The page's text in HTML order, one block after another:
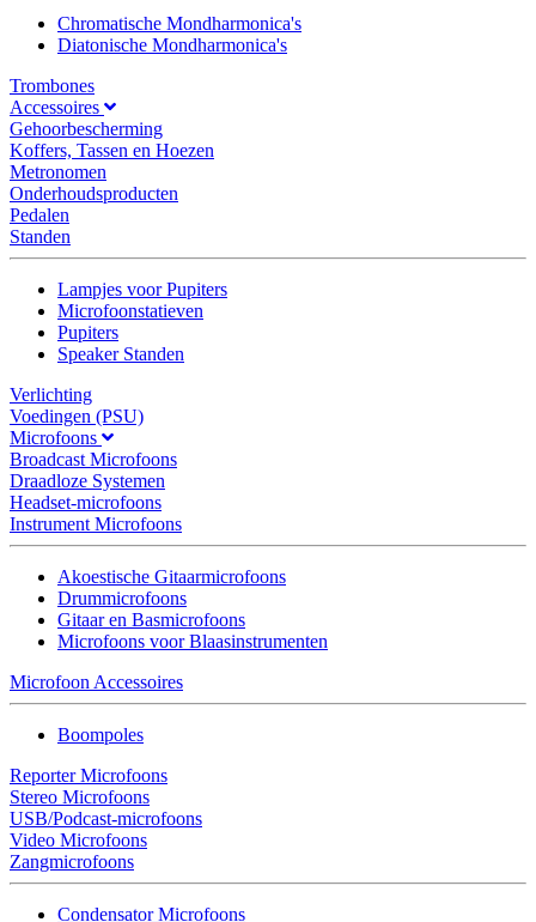
Chromatische Mondharmonica's
Diatonische Mondharmonica's
Trombones
Accessoires
Gehoorbescherming
Koffers, Tassen en Hoezen
Metronomen
Onderhoudsproducten
Pedalen
Standen
Lampjes voor Pupiters
Microfoonstatieven
Pupiters
Speaker Standen
Verlichting
Voedingen (PSU)
Microfoons
Broadcast Microfoons
Draadloze Systemen
Headset-microfoons
Instrument Microfoons
Akoestische Gitaarmicrofoons
Drummicrofoons
Gitaar en Basmicrofoons
Microfoons voor Blaasinstrumenten
Microfoon Accessoires
Boompoles
Reporter Microfoons
Stereo Microfoons
USB/Podcast-microfoons
Video Microfoons
Zangmicrofoons
Condensator Microfoons